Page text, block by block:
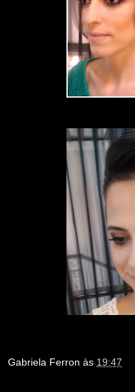
Gabriela Ferron às 19:47